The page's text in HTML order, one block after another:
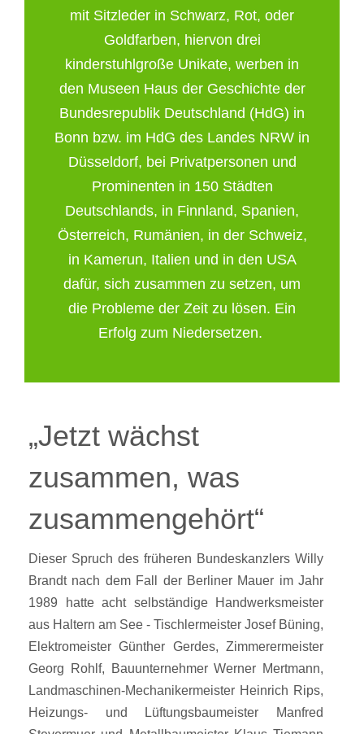
mit Sitzleder in Schwarz, Rot, oder
Goldfarben, hiervon drei
kinderstuhlgroße Unikate, werben in
den Museen Haus der Geschichte der
Bundesrepublik Deutschland (HdG) in
Bonn bzw. im HdG des Landes NRW in
Düsseldorf, bei Privatpersonen und
Prominenten in 150 Städten
Deutschlands, in Finnland, Spanien,
Österreich, Rumänien, in der Schweiz,
in Kamerun, Italien und in den USA
dafür, sich zusammen zu setzen, um
die Probleme der Zeit zu lösen. Ein
Erfolg zum Niedersetzen.
„Jetzt wächst
zusammen, was
zusammengehört“
Dieser Spruch des früheren Bundeskanzlers Willy
Brandt nach dem Fall der Berliner Mauer im Jahr
1989 hatte acht selbständige Handwerksmeister
aus Haltern am See - Tischlermeister Josef Büning,
Elektromeister Günther Gerdes, Zimmerermeister
Georg Rohlf, Bauunternehmer Werner Mertmann,
Landmaschinen-Mechanikermeister Heinrich Rips,
Heizungs- und Lüftungsbaumeister Manfred